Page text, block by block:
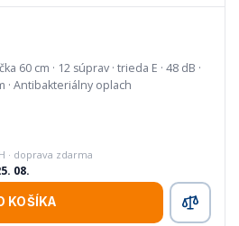
60 cm · 12 súprav · trieda E · 48 dB ·
WiFi · Automatický program · Antibakteriálny oplach
· doprava zdarma
08.
KOŠÍKA